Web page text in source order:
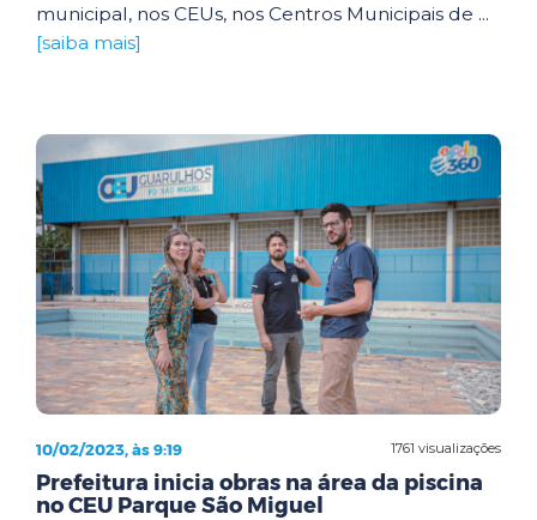
municipal, nos CEUs, nos Centros Municipais de ...
[saiba mais]
1761 visualizações
10/02/2023, às 9:19
Prefeitura inicia obras na área da piscina
no CEU Parque São Miguel